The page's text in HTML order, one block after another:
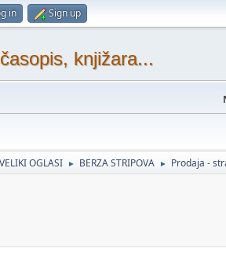
in Sign up
knjižara...
OGLASI ► BERZA STRIPOVA ► Prodaja -